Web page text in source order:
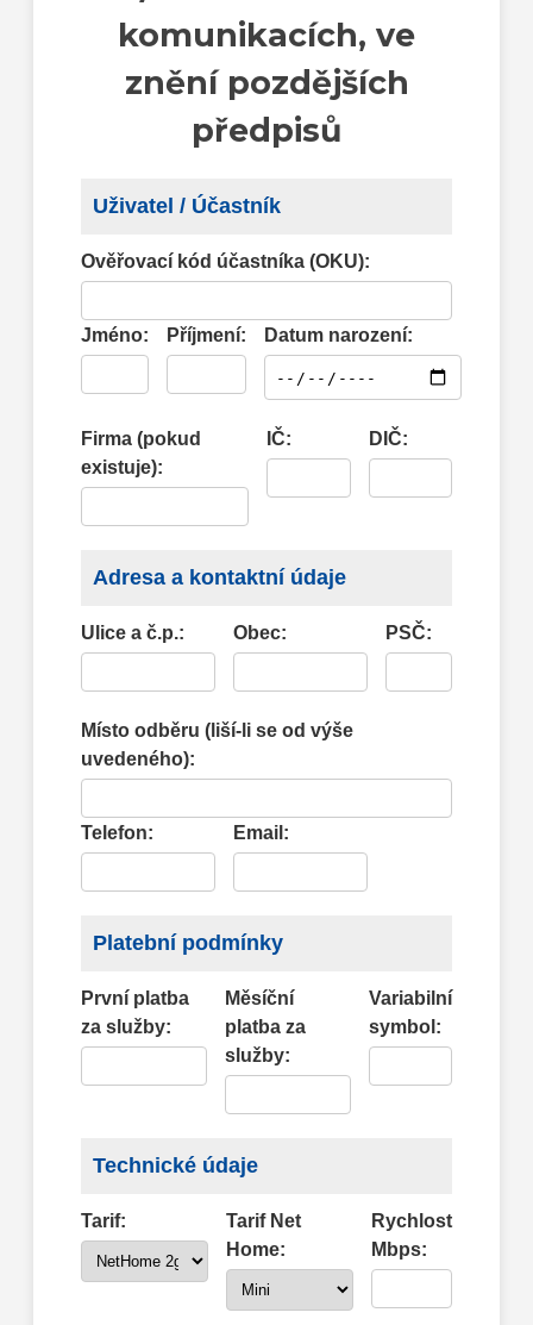
komunikacích, ve
znění pozdějších
předpisů
Uživatel / Účastník
Ověřovací kód účastníka (OKU):
Jméno: Příjmení: Datum narození:
Firma (pokud
existuje):
IČ: DIČ:
Adresa a kontaktní údaje
Ulice a č.p.: Obec: PSČ:
Místo odběru (liší-li se od výše
uvedeného):
Telefon: Email:
Platební podmínky
První platba
za služby:
Měsíční
platba za
služby:
Variabilní
symbol:
Technické údaje
Tarif:
Tarif Net
Home:
Rychlost
Mbps: